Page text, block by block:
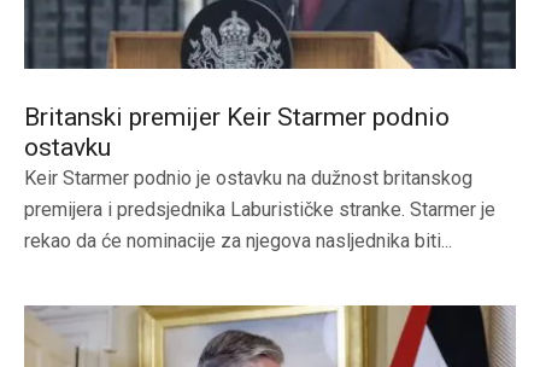
Britanski premijer Keir Starmer podnio
ostavku
Keir Starmer podnio je ostavku na dužnost britanskog
premijera i predsjednika Laburističke stranke. Starmer je
rekao da će nominacije za njegova nasljednika biti...